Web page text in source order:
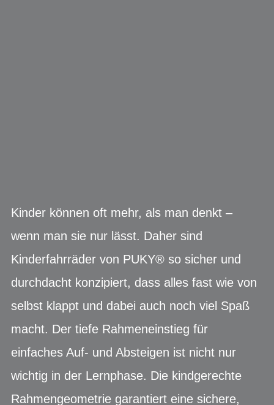
Kinder können oft mehr, als man denkt –
wenn man sie nur lässt. Daher sind
Kinderfahrräder von PUKY® so sicher und
durchdacht konzipiert, dass alles fast wie von
selbst klappt und dabei auch noch viel Spaß
macht. Der tiefe Rahmeneinstieg für
einfaches Auf- und Absteigen ist nicht nur
wichtig in der Lernphase. Die kindgerechte
Rahmengeometrie garantiert eine sichere,